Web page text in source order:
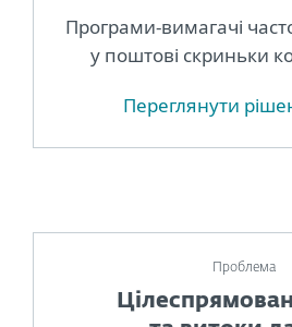
Програми-вимагачі
у поштові скриньки
Переглянути
Проблема